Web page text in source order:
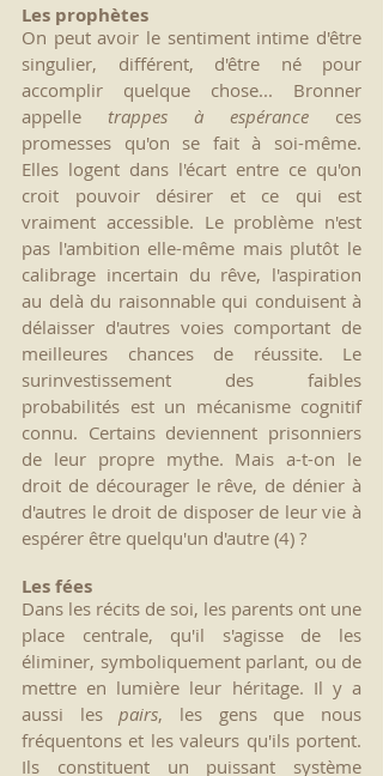
Les prophètes
On peut avoir le sentiment intime d'être
singulier, différent, d'être né pour
accomplir quelque chose... Bronner
appelle trappes à espérance ces
promesses qu'on se fait à soi-même.
Elles logent dans l'écart entre ce qu'on
croit pouvoir désirer et ce qui est
vraiment accessible. Le problème n'est
pas l'ambition elle-même mais plutôt le
calibrage incertain du rêve, l'aspiration
au delà du raisonnable qui conduisent à
délaisser d'autres voies comportant de
meilleures chances de réussite. Le
surinvestissement des faibles
probabilités est un mécanisme cognitif
connu. Certains deviennent prisonniers
de leur propre mythe. Mais a-t-on le
droit de décourager le rêve, de dénier à
d'autres le droit de disposer de leur vie à
espérer être quelqu'un d'autre (4) ?
Les fées
Dans les récits de soi, les parents ont une
place centrale, qu'il s'agisse de les
éliminer, symboliquement parlant, ou de
mettre en lumière leur héritage. Il y a
aussi les pairs, les gens que nous
fréquentons et les valeurs qu'ils portent.
Ils constituent un puissant système